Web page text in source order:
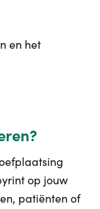
en het
op jouw
patiënten of